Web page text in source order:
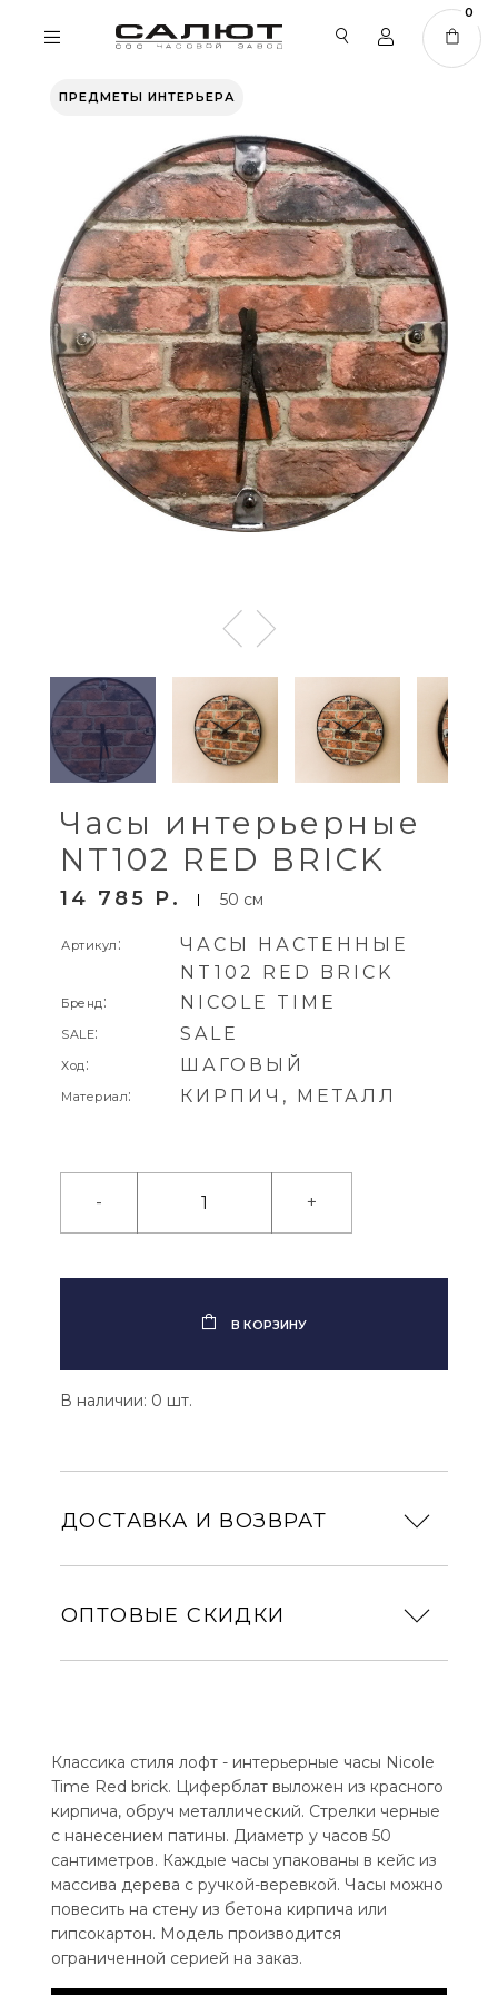
0
ПРЕДМЕТЫ ИНТЕРЬЕРА
Часы интерьерные
NT102 RED BRICK
50 см
14 785 P
Артикул :
ЧАСЫ НАСТЕННЫЕ
NT102 RED BRICK
Бренд : NICOLE TIME
SALE: SALE
Ход : ШАГОВЫЙ
Материал: КИРПИЧ, МЕТАЛЛ
- +
В КОРЗИНУ
В наличии: 0 шт.
ДОСТАВКА И ВОЗВРАТ
ОПТОВЫЕ СКИДКИ
Классика стиля лофт - интерьерные часы Nicole
Time Red brick. Циферблат выложен из красного
кирпича, обруч металлический. Стрелки черные
с нанесением патины. Диаметр у часов 50
сантиметров. Каждые часы упакованы в кейс из
массива дерева с ручкой-веревкой. Часы можно
повесить на стену из бетона кирпича или
гипсокартон. Модель производится
ограниченной серией на заказ.